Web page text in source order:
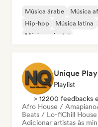
Música árabe Música
Hip-hop
Música latina
Música oriental
Unique
Playlist
> 12200 feedbacks
Afro House / Amapiano
Beats / Lo-fiChill House
Adicionar artistas às